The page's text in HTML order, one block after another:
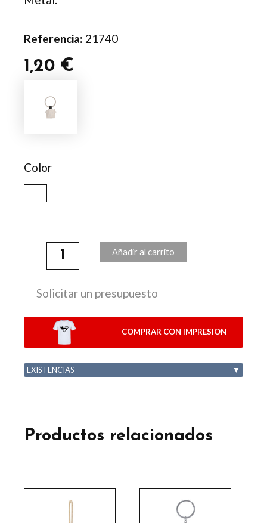
Referencia: 21740
1,20 €
Color
Nyrella
Añadir al carrito
Solicitar un presupuesto
COMPRAR CON IMPRESION
EXISTENCIAS ▼
Productos relacionados
producto